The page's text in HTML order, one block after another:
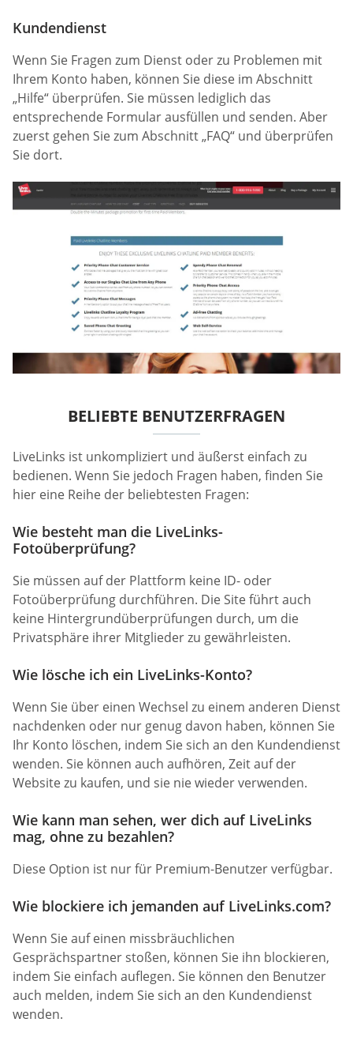
Kundendienst
Wenn Sie Fragen zum Dienst oder zu Problemen mit
Ihrem Konto haben, können Sie diese im Abschnitt
„Hilfe“ überprüfen. Sie müssen lediglich das
entsprechende Formular ausfüllen und senden. Aber
zuerst gehen Sie zum Abschnitt „FAQ“ und überprüfen
Sie dort.
BELIEBTE BENUTZERFRAGEN
LiveLinks ist unkompliziert und äußerst einfach zu
bedienen. Wenn Sie jedoch Fragen haben, finden Sie
hier eine Reihe der beliebtesten Fragen:
Wie besteht man die LiveLinks-
Fotoüberprüfung?
Sie müssen auf der Plattform keine ID- oder
Fotoüberprüfung durchführen. Die Site führt auch
keine Hintergrundüberprüfungen durch, um die
Privatsphäre ihrer Mitglieder zu gewährleisten.
Wie lösche ich ein LiveLinks-Konto?
Wenn Sie über einen Wechsel zu einem anderen Dienst
nachdenken oder nur genug davon haben, können Sie
Ihr Konto löschen, indem Sie sich an den Kundendienst
wenden. Sie können auch aufhören, Zeit auf der
Website zu kaufen, und sie nie wieder verwenden.
Wie kann man sehen, wer dich auf LiveLinks
mag, ohne zu bezahlen?
Diese Option ist nur für Premium-Benutzer verfügbar.
Wie blockiere ich jemanden auf LiveLinks.com?
Wenn Sie auf einen missbräuchlichen
Gesprächspartner stoßen, können Sie ihn blockieren,
indem Sie einfach auflegen. Sie können den Benutzer
auch melden, indem Sie sich an den Kundendienst
wenden.